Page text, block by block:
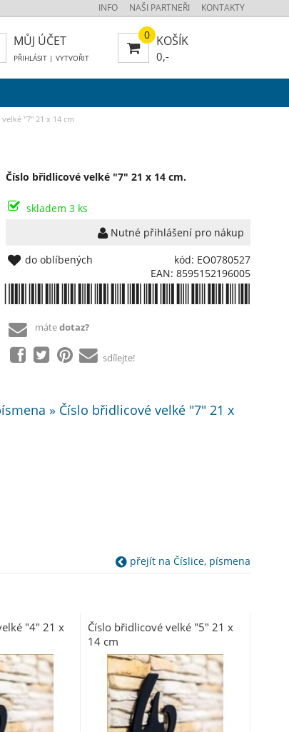
"7" 21 x 14 cm
Číslo břidlicové velké "7" 21 x 14 cm.
skladem 3 ks
Nutné přihlášení pro nákup
kód: EO0780527
EAN: 8595152196005
do oblíbených
mátedotaz?
sdílejte!
» Číslo břidlicové velké "7" 21 x
přejít na Číslice, písmena
"4" 21 x
Číslo břidlicové velké "5" 21 x
14 cm
INFO NAŠI PARTNEŘI KONTAKTY
0 KOŠÍK
0,-
MŮJ ÚČET
PŘIHLÁSIT| VYTVOŘIT